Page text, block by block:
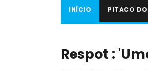
INÍCIO PITACO DO
Respot :